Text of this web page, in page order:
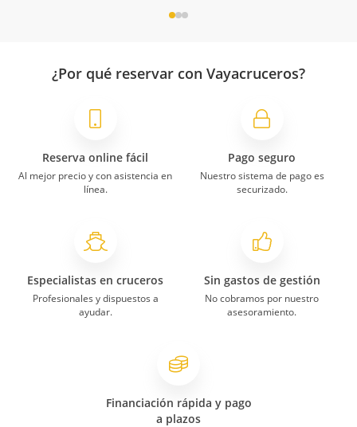
¿Por qué reservar con Vayacruceros?
Reserva online fácil
Al mejor precio y con asistencia en
línea.
Pago seguro
Nuestro sistema de pago es
securizado.
Especialistas en cruceros
Profesionales y dispuestos a
ayudar.
Sin gastos de gestión
No cobramos por nuestro
asesoramiento.
Financiación rápida y pago
a plazos